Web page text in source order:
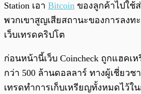
Station เอา Bitcoin ของลูกค้าไปใช้
พวกเขาสูญเสียสถานะของการลงท
เว็บเทรดคริปโต
ก่อนหน้านี้เว็บ Coincheck ถูกแฮคเ
กว่า 500 ล้านดอลลาร์ ทางผู้เชี่ยวช
เทรดทำการเก็บเหรียญทั้งหมดไว้ใ